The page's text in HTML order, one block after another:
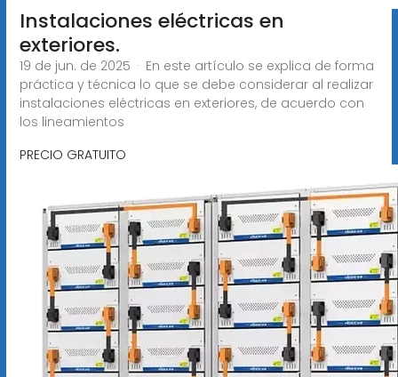
Instalaciones eléctricas en
exteriores.
19 de jun. de 2025 · En este artículo se explica de forma
práctica y técnica lo que se debe considerar al realizar
instalaciones eléctricas en exteriores, de acuerdo con
los lineamientos
PRECIO GRATUITO